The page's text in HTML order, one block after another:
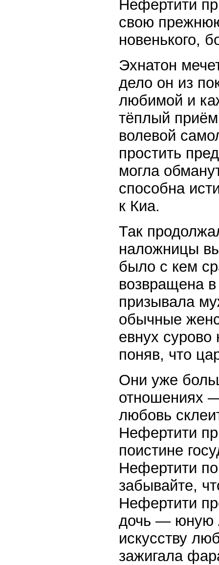
Нефертити
свою
новенького,
Эхнатон
дело он из
любимой и
тёплый
волевой
простить
могла
способна
к Киа.
Так
наложницы
было с кем
возвращена
призывала
обычные
евнух сурово
поняв, что
Они уже
отношениях
любовь
Нефертити
поистине
Нефертити
забывайте,
Нефертити
дочь — юную
искусству
зажигала